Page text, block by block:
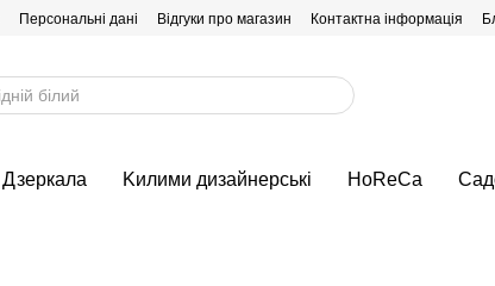
Персональні дані Відгуки про магазин Контактна інформація
Дзеркала Kилими дизайнерські HoReCa